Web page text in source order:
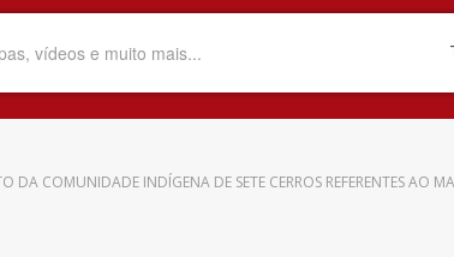
DA COMUNIDADE INDÍGENA DE SETE CERROS REFERENTES